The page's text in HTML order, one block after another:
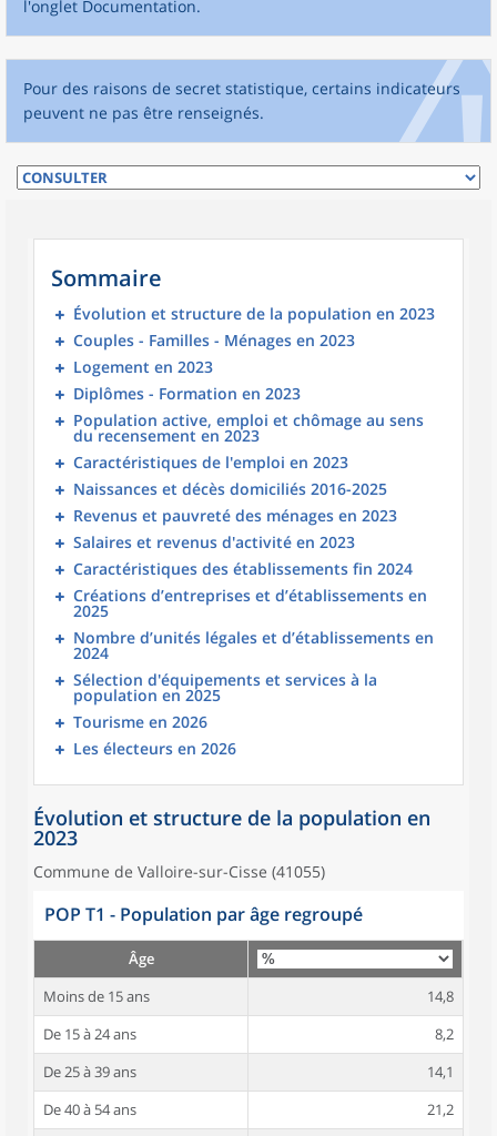
l'onglet Documentation.
Pour des raisons de secret statistique, certains indicateurs
peuvent ne pas être renseignés.
Sommaire
Évolution et structure de la population en 2023
Couples - Familles - Ménages en 2023
Logement en 2023
Diplômes - Formation en 2023
Population active, emploi et chômage au sens
du recensement en 2023
Caractéristiques de l'emploi en 2023
Naissances et décès domiciliés 2016-2025
Revenus et pauvreté des ménages en 2023
Salaires et revenus d'activité en 2023
Caractéristiques des établissements fin 2024
Créations d’entreprises et d’établissements en
2025
Nombre d’unités légales et d’établissements en
2024
Sélection d'équipements et services à la
population en 2025
Tourisme en 2026
Les électeurs en 2026
Évolution et structure de la population en
2023
Commune de Valloire-sur-Cisse (41055)
POP T1 - Population par âge regroupé
Âge
Moins de 15 ans
14,8
De 15 à 24 ans
8,2
De 25 à 39 ans
14,1
De 40 à 54 ans
21,2